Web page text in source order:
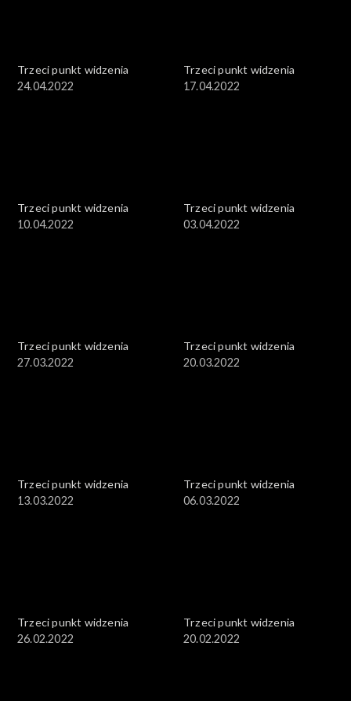
Trzeci punkt widzenia
24.04.2022
Trzeci punkt widzenia
17.04.2022
Trzeci punkt widzenia
10.04.2022
Trzeci punkt widzenia
03.04.2022
Trzeci punkt widzenia
27.03.2022
Trzeci punkt widzenia
20.03.2022
Trzeci punkt widzenia
13.03.2022
Trzeci punkt widzenia
06.03.2022
Trzeci punkt widzenia
26.02.2022
Trzeci punkt widzenia
20.02.2022